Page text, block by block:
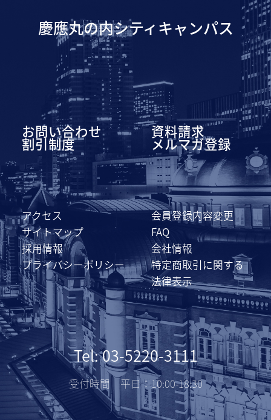
慶應丸の内シティキャンパス
お問い合わせ 資料請求
割引制度 メルマガ登録
アクセス
会員登録内容変更
サイトマップ
FAQ
採用情報
会社情報
プライバシーポリシー
特定商取引に関する
法律表示
Tel: 03-5220-3111
受付時間 平日：10:00-18:30